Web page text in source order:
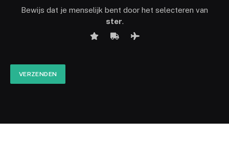
Bewijs dat je menselijk bent door het selecteren van
ster.